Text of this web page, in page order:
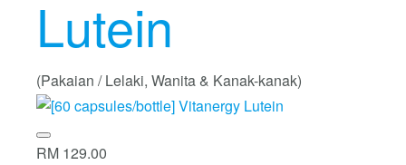
Lutein
(Pakaian / Lelaki, Wanita & Kanak-kanak)
RM 129.00